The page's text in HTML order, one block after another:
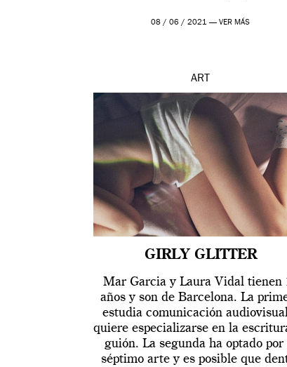
08 / 06 / 2021 —VER MÁS
ART
GIRLY GLITTER
Mar Garcia y Laura Vidal tienen
años y son de Barcelona. La
estudia comunicación
quiere especializarse en la
guión. La segunda ha optado por
séptimo arte y es posible que